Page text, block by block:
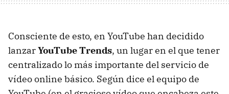
Consciente de esto, en YouTube han decidido
lanzarYouTube Trends, un lugar en el que tener
centralizado lo más importante del servicio de
vídeo online básico. Según dice el equipo de